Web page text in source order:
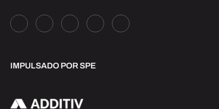
IMPULSADO POR SPE